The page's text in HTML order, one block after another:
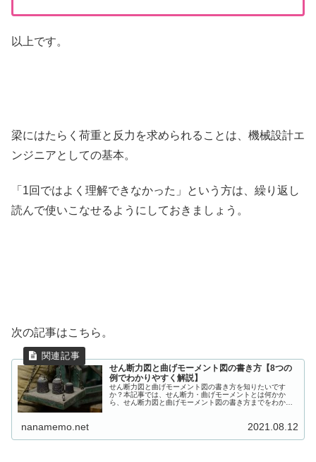
以上です。
梁にはたらく荷重と反力を求められることは、機械設計エ
ンジニアとしての基本。
「1回ではよく理解できなかった」という方は、繰り返し
読んで使いこなせるようにしておきましょう。
次の記事はこちら。
せん断力図と曲げモーメント図の書き方【8つの
例でわかりやすく解説】
せん断力図と曲げモーメント図の書き方を知りたいです
か？本記事では、せん断力・曲げモーメントとは何かか
ら、せん断力図と曲げモーメント図の書き方までをわかり
nanamemo.net 2021.08.12